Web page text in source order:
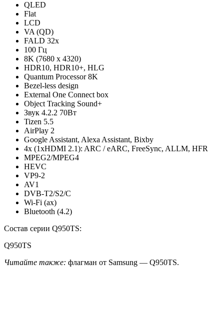
QLED
Flat
LCD
VA (QD)
FALD 32x
100 Гц
8K (7680 x 4320)
HDR10, HDR10+, HLG
Quantum Processor 8K
Bezel-less design
External One Connect box
Object Tracking Sound+
Звук 4.2.2 70Вт
Tizen 5.5
AirPlay 2
Google Assistant, Alexa Assistant, Bixby
4x (1хHDMI 2.1): ARC / eARC, FreeSync, ALLM, HFR
MPEG2/MPEG4
HEVC
VP9-2
AV1
DVB-T2/S2/C
Wi-Fi (ax)
Bluetooth (4.2)
Состав серии Q950TS:
Q950TS
Читайте также: флагман от Samsung — Q950TS.